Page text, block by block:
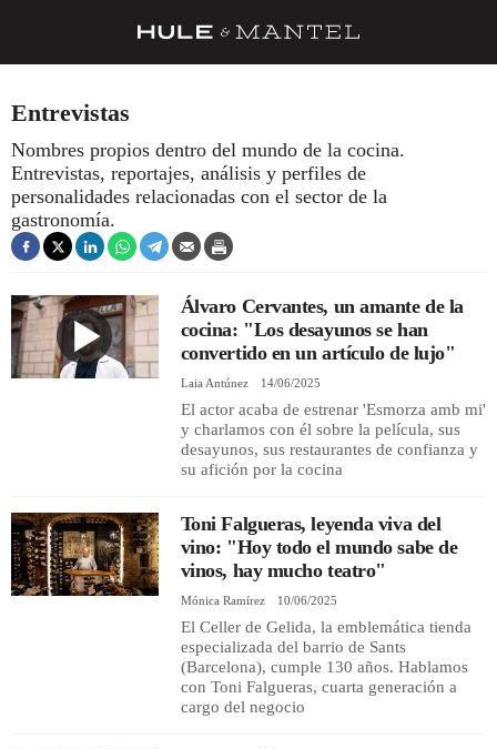
DESPENSA
BARRAS Y ESTRELLAS
DÓNDE COMER
ÍDOLOS DE MESAS
CUADERNO DE VIAJE
REGISTRO
INICIAR SESIÓN
Entrevistas
Nombres propios dentro del mundo de la cocina.
Entrevistas, reportajes, análisis y perfiles de
personalidades relacionadas con el sector de la
gastronomía.
Álvaro Cervantes, un amante de la
cocina: "Los desayunos se han
convertido en un artículo de lujo"
Laia Antúnez 14/06/2025
El actor acaba de estrenar 'Esmorza amb mi'
y charlamos con él sobre la película, sus
desayunos, sus restaurantes de confianza y
su afición por la cocina
Toni Falgueras, leyenda viva del
vino: "Hoy todo el mundo sabe de
vinos, hay mucho teatro"
Mónica Ramírez 10/06/2025
El Celler de Gelida, la emblemática tienda
especializada del barrio de Sants
(Barcelona), cumple 130 años. Hablamos
con Toni Falgueras, cuarta generación a
cargo del negocio